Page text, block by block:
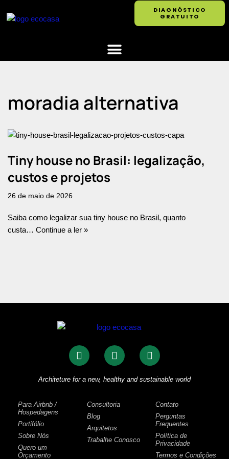
DIAGNÓSTICO
GRATUITO
moradia alternativa
Tiny house no Brasil: legalização,
custos e projetos
26 de maio de 2026
Saiba como legalizar sua tiny house no Brasil, quanto
custa… Continue a ler »
Architeture for a new, healthy and sustainable world
Para Airbnb /
Hospedagens
Portifólio
Sobre Nós
Quero um
Orçamento
Consultoria
Blog
Arquitetos
Trabalhe Conosco
Contato
Perguntas
Frequentes
Política de
Privacidade
Termos e Condições